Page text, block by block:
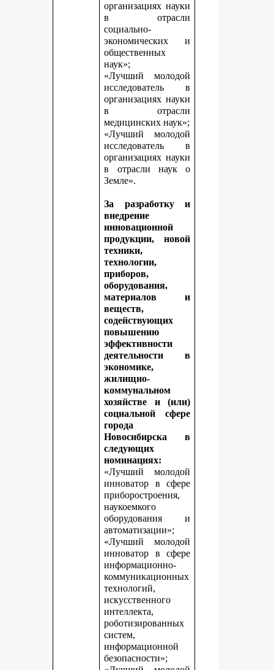
организациях науки
в отрасли
социально-
экономических и
общественных
наук»;
«Лучший молодой
исследователь в
организациях науки
в отрасли
медицинских наук»;
«Лучший молодой
исследователь в
организациях науки
в отрасли наук о
Земле».
За разработку и
внедрение
инновационной
продукции, новой
техники,
технологии,
приборов,
оборудования,
материалов и
веществ,
содействующих
повышению
эффективности
деятельности в
экономике,
жилищно-
коммунальном
хозяйстве и (или)
социальной сфере
города
Новосибирска в
следующих
номинациях:
«Лучший молодой
инноватор в сфере
приборостроения,
наукоемкого
оборудования и
автоматизации»;
«Лучший молодой
инноватор в сфере
информационно-
коммуникационных
технологий,
искусственного
интеллекта,
роботизированных
систем,
информационной
безопасности»;